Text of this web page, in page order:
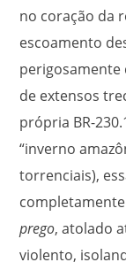
no coração da
escoamento
perigosamente
de extensos
própria BR-230.
“inverno
torrenciais),
prego, atolado
violento,